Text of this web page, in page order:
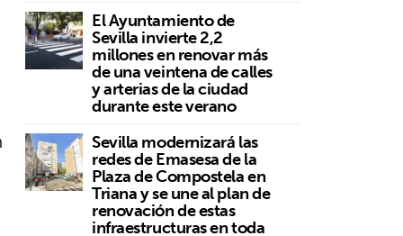
El Ayuntamiento de
Sevilla invierte 2,2
millones en renovar más
de una veintena de calles
y arterias de la ciudad
durante este verano
Sevilla modernizará las
redes de Emasesa de la
Plaza de Compostela en
Triana y se une al plan de
renovación de estas
infraestructuras en toda